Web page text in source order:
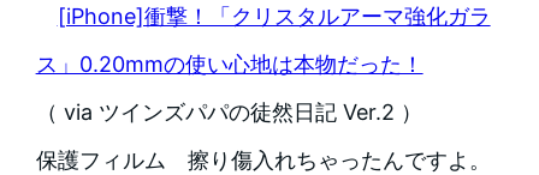
[iPhone]衝撃！「クリスタルアーマ強化ガラ
ス」0.20mmの使い心地は本物だった！
（ via ツインズパパの徒然日記 Ver.2 ）
保護フィルム 擦り傷入れちゃったんですよ。